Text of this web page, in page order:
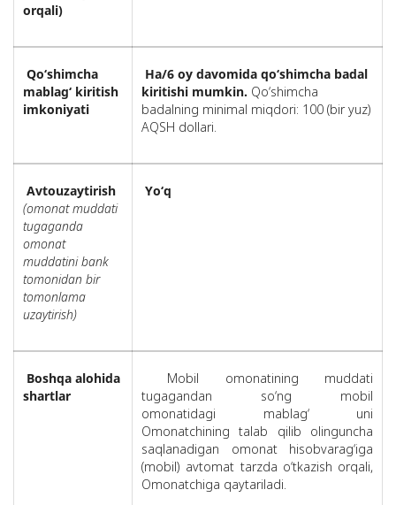
orqali)
Qo‘shimcha
mablag‘ kiritish
imkoniyati
Ha/6 oy davomida qo‘shimcha badal
kiritishi mumkin. Qo‘shimcha
badalning minimal miqdori: 100 (bir yuz)
AQSH dollari.
Avtouzaytirish
(omonat muddati
tugaganda
omonat
muddatini bank
tomonidan bir
tomonlama
uzaytirish)
Yo‘q
Boshqa alohida
shartlar
Mobil omonatining muddati
tugagandan so‘ng mobil
omonatidagi mablag‘ uni
Omonatchining talab qilib olinguncha
saqlanadigan omonat hisobvarag‘iga
(mobil) avtomat tarzda o‘tkazish orqali,
Omonatchiga qaytariladi.